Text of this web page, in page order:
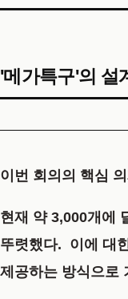
'메가특구'의 설
이번 회의의 핵심
현재 약 3,000개에
뚜렷했다. 이에 대
제공하는 방식으로